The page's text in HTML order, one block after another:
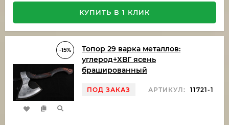
КУПИТЬ В 1 КЛИК
-15%
Топор 29 варка металлов:
углерод+ХВГ ясень
брашированный
ПОД ЗАКАЗ АРТИКУЛ: 11721-1